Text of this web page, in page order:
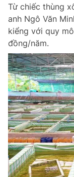
Từ chiếc thùng
anh Ngô Văn
kiểng với quy
đồng/năm.